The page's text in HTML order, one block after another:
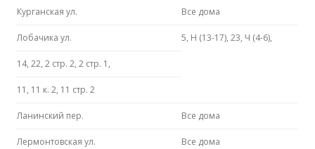
Курганская ул. Все дома
Лобачика ул. 5, Н (13-17), 23, Ч (4-6),
14, 22, 2 стр. 2, 2 стр. 1,
11, 11 к. 2, 11 стр. 2
Ланинский пер. Все дома
Лермонтовская ул. Все дома